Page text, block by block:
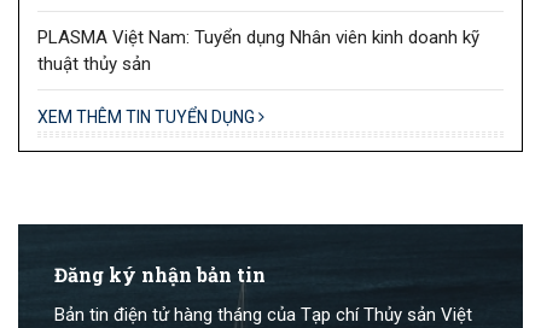
PLASMA Việt Nam: Tuyển dụng Nhân viên kinh doanh kỹ
thuật thủy sản
XEM THÊM TIN TUYỂN DỤNG
Đăng ký nhận bản tin
Bản tin điện tử hàng tháng của Tạp chí Thủy sản Việt